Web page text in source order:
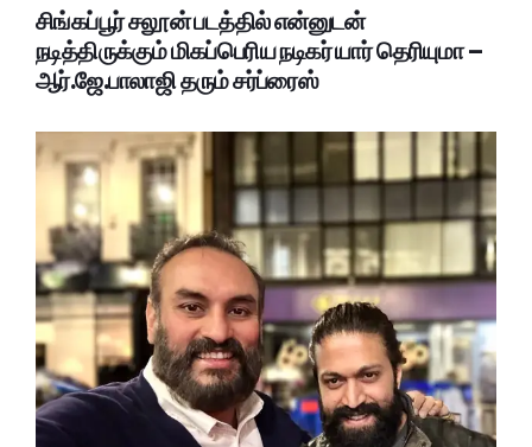
சிங்கப்பூர் சலூன் படத்தில் என்னுடன்
நடித்திருக்கும் மிகப்பெரிய நடிகர் யார் தெரியுமா –
ஆர்.ஜே.பாலாஜி தரும் சர்ப்ரைஸ்